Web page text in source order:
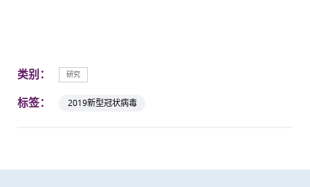
类别： 研究
标签： 2019新型冠状病毒